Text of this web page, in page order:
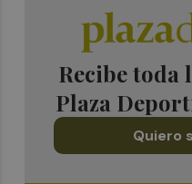
Recibe toda
Plaza
Quiero